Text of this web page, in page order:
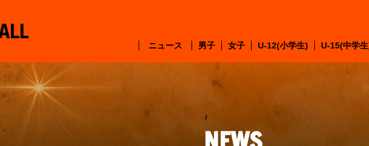
ニュース 男子
・選手紹介
・試合情報
女子
・選手紹介
・試合情報
U-12(小学生) U-15(中学